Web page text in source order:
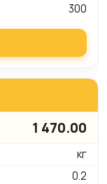
300
1 470.00
кг
0.2